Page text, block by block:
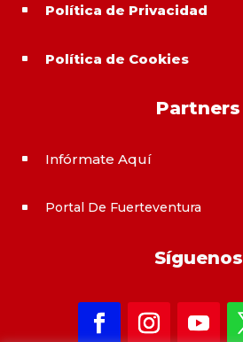
^ Política de Privacidad
^ Política de Cookies
Partners
^ Infórmate Aquí
^ Portal De Fuerteventura
Síguenos